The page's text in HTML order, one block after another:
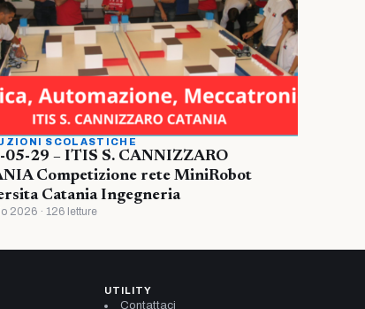
SCOLASTICHE
05-29 – ITIS S. CANNIZZARO
Competizione rete MiniRobot
Catania Ingegneria
2026 · 126 letture
UTILITY
Contattaci